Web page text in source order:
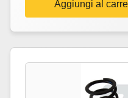
Aggiungi al